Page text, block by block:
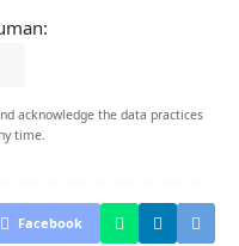
acknowledge the data practices
time.
Facebook